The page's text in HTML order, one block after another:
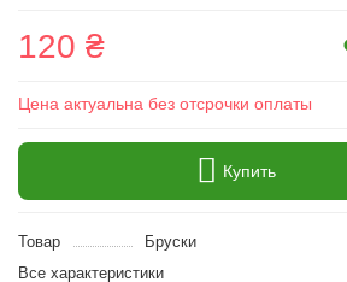
120 ₴
Цена актуальна без отсрочки оплаты
Купить
Товар
Бруски
Все характеристики